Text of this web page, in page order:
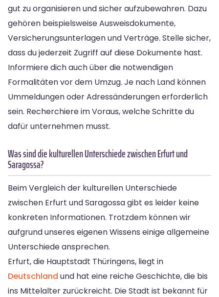
gut zu organisieren und sicher aufzubewahren. Dazu
gehören beispielsweise Ausweisdokumente,
Versicherungsunterlagen und Verträge. Stelle sicher,
dass du jederzeit Zugriff auf diese Dokumente hast.
Informiere dich auch über die notwendigen
Formalitäten vor dem Umzug. Je nach Land können
Ummeldungen oder Adressänderungen erforderlich
sein. Recherchiere im Voraus, welche Schritte du
dafür unternehmen musst.
Was sind die kulturellen Unterschiede zwischen Erfurt und
Saragossa?
Beim Vergleich der kulturellen Unterschiede
zwischen Erfurt und Saragossa gibt es leider keine
konkreten Informationen. Trotzdem können wir
aufgrund unseres eigenen Wissens einige allgemeine
Unterschiede ansprechen.
Erfurt, die Hauptstadt Thüringens, liegt in
Deutschland und hat eine reiche Geschichte, die bis
ins Mittelalter zurückreicht. Die Stadt ist bekannt für